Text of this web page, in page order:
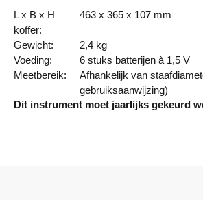
L x B x H
koffer:
463 x 365 x 107 mm
Gewicht:
2,4 kg
Voeding:
6 stuks batterijen à 1,5 V
Meetbereik:
Afhankelijk van
gebruiksaanwijzing)
Dit instrument moet jaarlijks gekeurd